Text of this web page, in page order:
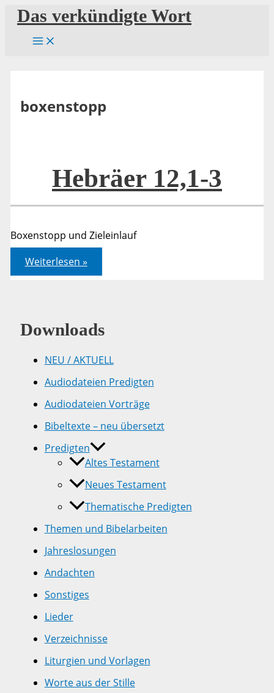
Zum
Inhalt
springen
Das verkündigte Wort
boxenstopp
Hebräer 12,1-3
Boxenstopp und Zieleinlauf
Hebräer
12,1-
3
Weiterlesen »
Downloads
NEU / AKTUELL
Audiodateien Predigten
Audiodateien Vorträge
Bibeltexte – neu übersetzt
Predigten
Altes Testament
Neues Testament
Thematische Predigten
Themen und Bibelarbeiten
Jahreslosungen
Andachten
Sonstiges
Lieder
Verzeichnisse
Liturgien und Vorlagen
Worte aus der Stille